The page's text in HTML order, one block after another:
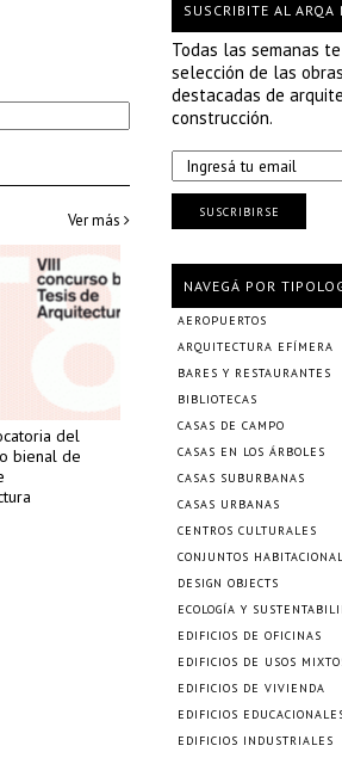
Ver más
del
bienal de
SUSCRIBITE AL ARQA
Todas las semanas
selección de las
destacadas de
construcción.
SUSCRIBIRSE
NAVEGÁ POR
AEROPUERTOS
ARQUITECTURA EFÍMERA
BARES Y RESTAURANTES
BIBLIOTECAS
CASAS DE CAMPO
CASAS EN LOS ÁRBOLES
CASAS SUBURBANAS
CASAS URBANAS
CENTROS CULTURALES
CONJUNTOS
DESIGN OBJECTS
ECOLOGÍA Y
EDIFICIOS DE OFICINAS
EDIFICIOS DE USOS
EDIFICIOS DE VIVIENDA
EDIFICIOS
EDIFICIOS INDUSTRIALES